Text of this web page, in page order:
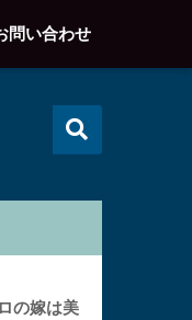
問い合わせ
の嫁は美